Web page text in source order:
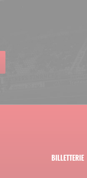
BILLETTERIE